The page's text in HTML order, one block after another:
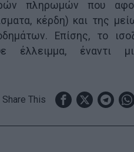
πληρωμών που
κέρδη) και της
Επίσης, το
έλλειμμα, έναντι
Share This